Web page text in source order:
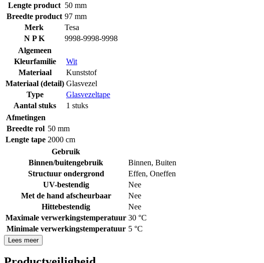
Lengte product 50 mm
Breedte product 97 mm
Merk
Tesa
N P K
9998-9998-9998
Algemeen
Kleurfamilie
Wit
Materiaal
Kunststof
Materiaal (detail) Glasvezel
Type
Glasvezeltape
Aantal stuks
1 stuks
Afmetingen
Breedte rol 50 mm
Lengte tape 2000 cm
Gebruik
Binnen/buitengebruik
Binnen, Buiten
Structuur ondergrond
Effen, Oneffen
UV-bestendig
Nee
Met de hand afscheurbaar
Nee
Hittebestendig
Nee
Maximale verwerkingstemperatuur 30 °C
Minimale verwerkingstemperatuur 5 °C
Lees meer